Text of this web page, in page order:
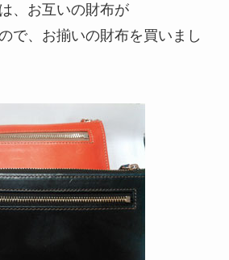
、お互いの財布が
で、お揃いの財布を買いまし